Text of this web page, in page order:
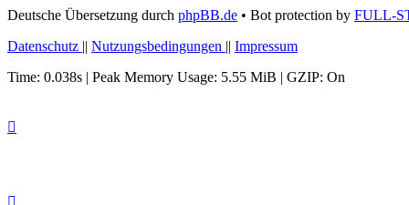
Deutsche Übersetzung durch phpBB.de • Bot protection by FULL-
Datenschutz || Nutzungsbedingungen || Impressum
Time: 0.038s | Peak Memory Usage: 5.55 MiB | GZIP: On